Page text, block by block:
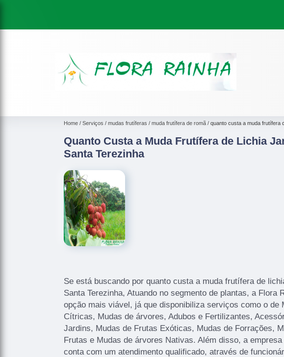
Home Serviços mudas frutíferas muda frutífera de romã quanto custa a muda frutífera
Quanto Custa a Muda Frutífera de Lichia
Santa Terezinha
Se está buscando por quanto custa a muda frutífera de
Santa Terezinha, Atuando no segmento de plantas, a Flora
opção mais viável, já que disponibiliza serviços como o de
Cítricas, Mudas de árvores, Adubos e Fertilizantes,
Jardins, Mudas de Frutas Exóticas, Mudas de Forrações,
Frutas e Mudas de árvores Nativas. Além disso, a empresa
conta com um atendimento qualificado, através de